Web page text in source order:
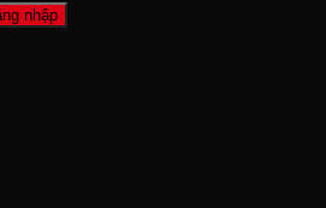
nhập